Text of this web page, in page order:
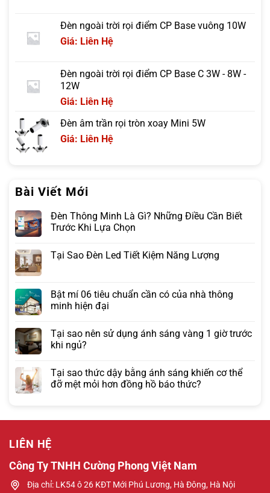
Đèn ngoài trời rọi điểm CP Base vuông 10W
Giá: Liên Hệ
Đèn ngoài trời rọi điểm CP Base C 3W - 8W -
12W
Giá: Liên Hệ
Đèn âm trần rọi tròn xoay Mini 5W
Giá: Liên Hệ
Bài Viết Mới
Đèn Thông Minh Là Gì? Những Điều Cần Biết
Trước Khi Lựa Chọn
Tại Sao Đèn Led Tiết Kiệm Năng Lượng
Bật mí 06 tiêu chuẩn cần có của nhà thông
minh hiện đại
Tại sao nên sử dụng ánh sáng vàng 1 giờ trước
khi ngủ?
Tại sao thức dậy bằng ánh sáng khiến cơ thể
đỡ mệt mỏi hơn đồng hồ báo thức?
LIÊN HỆ
Công Ty TNHH Cường Phong Việt Nam
Địa chỉ: LK54 ô 26 KĐT Mới Phú Lương, Hà Đông, Hà Nội